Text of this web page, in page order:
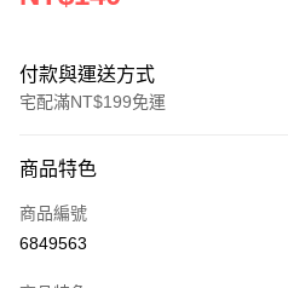
付款與運送方式
宅配滿NT$199免運
信用卡一次付款
超商取貨付款
商品特色
商品編號
6849563